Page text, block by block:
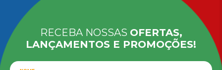
RECEBA NOSSAS OFERTAS,
LANÇAMENTOS E PROMOÇÕES!